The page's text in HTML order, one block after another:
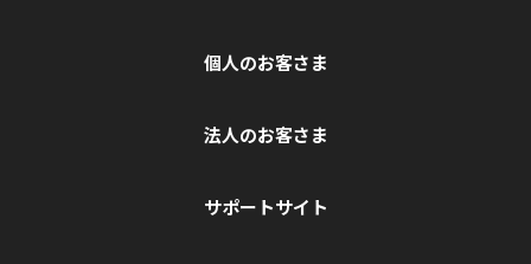
個人のお客さま
法人のお客さま
サポートサイト